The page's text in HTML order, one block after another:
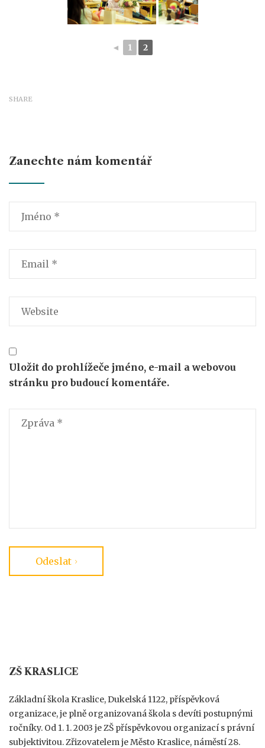
◄ 1 2
SHARE
Zanechte nám komentář
Uložit do prohlížeče jméno, e-mail a webovou
stránku pro budoucí komentáře.
Odeslat
ZŠ KRASLICE
Základní škola Kraslice, Dukelská 1122, příspěvková
organizace, je plně organizovaná škola s devíti postupnými
ročníky. Od 1. 1. 2003 je ZŠ příspěvkovou organizací s právní
subjektivitou. Zřizovatelem je Město Kraslice, náměstí 28.